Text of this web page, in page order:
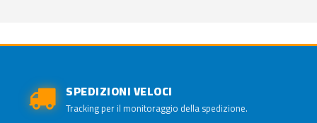
SPEDIZIONI VELOCI
Tracking per il monitoraggio della spedizione.